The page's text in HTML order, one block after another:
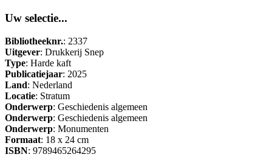
Uw selectie...
Bibliotheeknr.: 2337
Uitgever: Drukkerij Snep
Type: Harde kaft
Publicatiejaar: 2025
Land: Nederland
Locatie: Stratum
Onderwerp: Geschiedenis algemeen
Onderwerp: Geschiedenis algemeen
Onderwerp: Monumenten
Formaat: 18 x 24 cm
ISBN: 9789465264295